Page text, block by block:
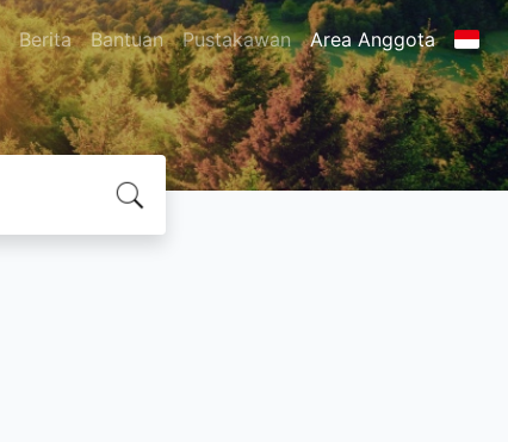
Berita Bantuan Pustakawan Area Anggota